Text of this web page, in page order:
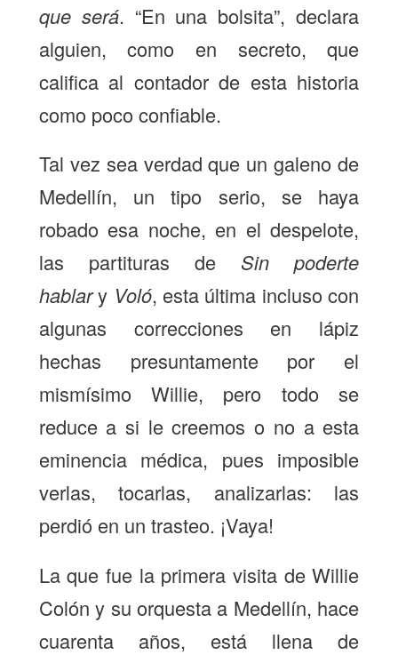
que será. “En una bolsita”, declara
alguien, como en secreto, que
califica al contador de esta historia
como poco confiable.
Tal vez sea verdad que un galeno de
Medellín, un tipo serio, se haya
robado esa noche, en el despelote,
las partituras de Sin poderte
hablary Voló, esta última incluso con
algunas correcciones en lápiz
hechas presuntamente por el
mismísimo Willie, pero todo se
reduce a si le creemos o no a esta
eminencia médica, pues imposible
verlas, tocarlas, analizarlas: las
perdió en un trasteo. ¡Vaya!
La que fue la primera visita de Willie
Colón y su orquesta a Medellín, hace
cuarenta años, está llena de